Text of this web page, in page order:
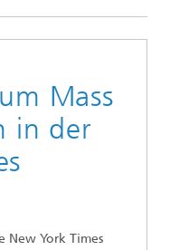
Mass
in der
New York Times